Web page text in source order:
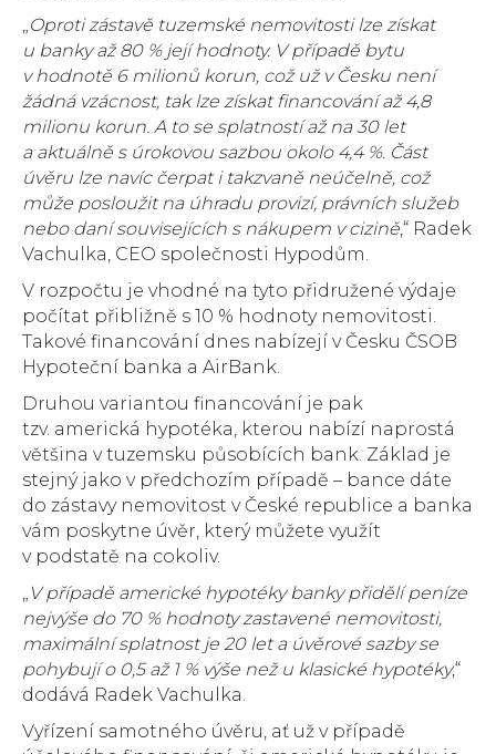
Oproti zástavě tuzemské nemovitosti lze získat
u banky až 80 % její hodnoty. V případě bytu
v hodnotě 6 milionů korun, což už v Česku není
žádná vzácnost, tak lze získat financování až 4,8
milionu korun. A to se splatností až na 30 let
a aktuálně s úrokovou sazbou okolo 4,4 %. Část
úvěru lze navíc čerpat i takzvaně neúčelně, což
může posloužit na úhradu provizí, právních služeb
nebo daní souvisejících s nákupem v cizině,“ Radek
Vachulka, CEO společnosti Hypodům.
V rozpočtu je vhodné na tyto přidružené výdaje
počítat přibližně s 10 % hodnoty nemovitosti.
Takové financování dnes nabízejí v Česku ČSOB
Hypoteční banka a AirBank.
Druhou variantou financování je pak
tzv. americká hypotéka, kterou nabízí naprostá
většina v tuzemsku působících bank. Základ je
stejný jako v předchozím případě – bance dáte
do zástavy nemovitost v České republice a banka
vám poskytne úvěr, který můžete využít
v podstatě na cokoliv.
V případě americké hypotéky banky přidělí peníze
nejvýše do 70 % hodnoty zastavené nemovitosti,
maximální splatnost je 20 let a úvěrové sazby se
pohybují o 0,5 až 1 % výše než u klasické hypotéky,“
dodává Radek Vachulka.
Vyřízení samotného úvěru, ať už v případě